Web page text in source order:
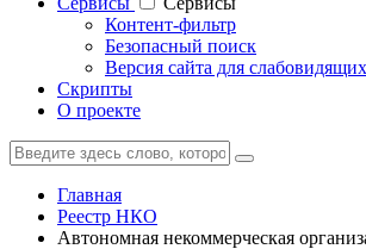
Контент-фильтр
Безопасный поиск
Версия сайта для слабовидящих
Скрипты
О проекте
Главная
Реестр НКО
Автономная некоммерческая